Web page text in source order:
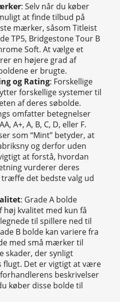
: Selv når du køber
at finde tilbud på
mærker, såsom Titleist
TP5, Bridgestone Tour B
Soft. At vælge et
en højere grad af
er brugte.
og Rating: Forskellige
forskellige systemer til
af deres søbolde.
omfatter betegnelser
A+, A, B, C, D, eller F.
som “Mint” betyder, at
og derfor uden
at forstå, hvordan
vurderer deres
træffe det bedste valg ud
: Grade A bolde
høj kvalitet med kun få
til spillere ned til
B bolde kan variere fra
med små mærker til
skader, der synligt
flugt. Det er vigtigt at være
beskrivelser
køber disse bolde til